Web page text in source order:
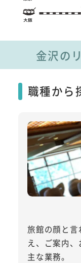
金沢の
職種から
旅館の顔と
え、ご案内
主な業務。